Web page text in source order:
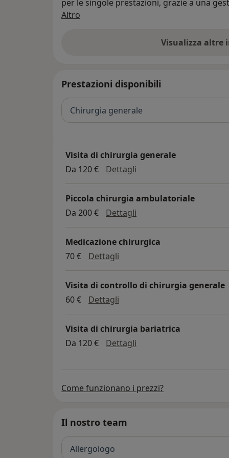
per le singole prestazioni, grazie a una
richieste.
sul territorio anche con le sedi di Gioia
Altro
Visualizza altre
Prestazioni disponibili
Chirurgia generale
Visita di chirurgia generale
Da 120 €
Dettagli
Piccola chirurgia ambulatoriale
Da 200 €
Dettagli
Medicazione chirurgica
70 €
Dettagli
Visita di controllo di chirurgia generale
60 €
Dettagli
Visita di chirurgia bariatrica
Da 120 €
Dettagli
Come funzionano i prezzi?
Il nostro team
Allergologo